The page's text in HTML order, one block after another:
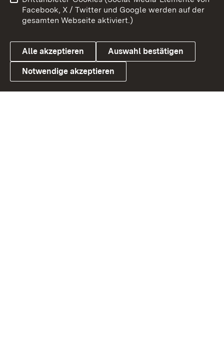
Link zum Landesportal
Benutzungshinweise
Barrierefreiheit
Datenschutz
Cookies
Facebook, X / Twitter und Google werden auf der
gesamten Webseite aktiviert.)
Alle akzeptieren Auswahl bestätigen
Notwendige akzeptieren